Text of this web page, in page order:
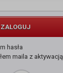
ZALOGUJ
hasła
maila z aktywacją